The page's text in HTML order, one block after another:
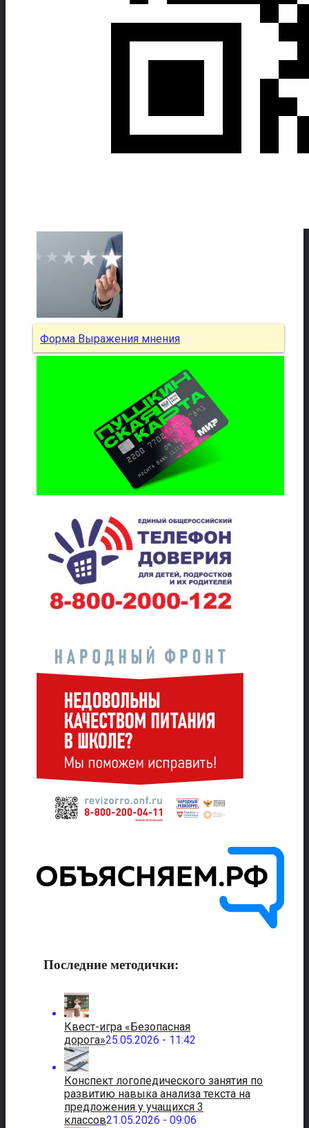
Форма Выражения мнения
Последние методички:
Квест-игра «Безопасная
дорога»25.05.2026 - 11:42
Конспект логопедического занятия по
развитию навыка анализа текста на
предложения у учащихся 3
классов21.05.2026 - 09:06